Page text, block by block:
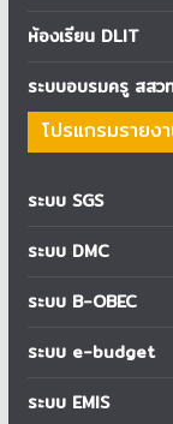
ห้องเรียน DLIT
ระบบอบรมครู สสว
โปรแกรมรายง
ระบบ SGS
ระบบ DMC
ระบบ B-OBEC
ระบบ e-budget
ระบบ EMIS